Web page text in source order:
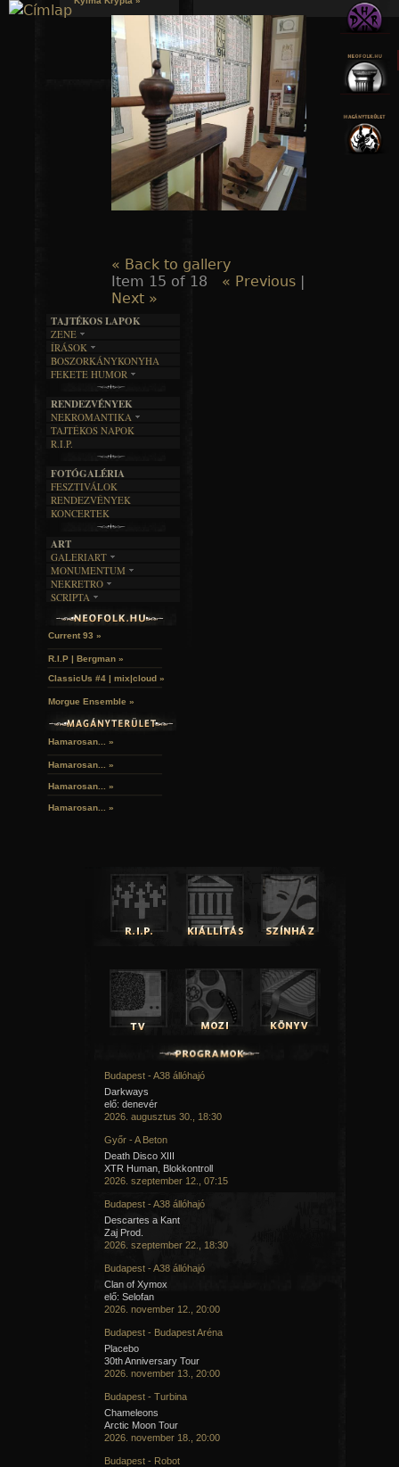
Jump to navigation
« Back to gallery
Item 15 of 18
« Previous |
Next »
TAJTÉKOS LAPOK
ZENE
EGYÜTTESEK
INTERJÚK
FORDÍTÁSOK
DALSZÖVEGEK
ÍRÁSOK
IRODALOM
FILM
MŰVÉSZET
ÍRÁSTÖRTÉNET
BOSZORKÁNYKONYHA
FEKETE HUMOR
SZÖVEGES
RENDEZVÉNYEK
NEKROMANTIKA
AKTUÁLIS
A MÚLT
TAJTÉKOS NAPOK
R.I.P.
FOTÓGALÉRIA
FESZTIVÁLOK
RENDEZVÉNYEK
KONCERTEK
ART
GALERIART
ARTGALERI
KÉPREGÉNYEK
LAKÁSKULTS
MONUMENTUM
TEMETŐK
TEMPLOMOK
VÁRAK
HELYEK
NEKRETRO
SZUBKULT
FEKETE LYUK
RELIKVIÁK
SCRIPTA
NOVELLÁK
Current 93 »
R.I.P | Bergman »
ClassicUs #4 | mix|cloud »
Morgue Ensemble »
Hamarosan... »
Hamarosan... »
Hamarosan... »
Hamarosan... »
Budapest - A38 állóhajó
Darkways
elő: denevér
2026. augusztus 30., 18:30
Győr - A Beton
Death Disco XIII
XTR Human, Blokkontroll
2026. szeptember 12., 07:15
Budapest - A38 állóhajó
Descartes a Kant
Zaj Prod.
2026. szeptember 22., 18:30
Budapest - A38 állóhajó
Clan of Xymox
elő: Selofan
2026. november 12., 20:00
Budapest - Budapest Aréna
Placebo
30th Anniversary Tour
2026. november 13., 20:00
Budapest - Turbina
Chameleons
Arctic Moon Tour
2026. november 18., 20:00
Budapest - Robot